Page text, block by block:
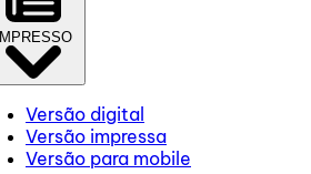
IMPRESSO
Versão digital
Versão impressa
Versão para mobile